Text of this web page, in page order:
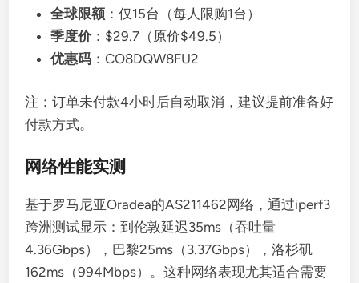
全球限额 ：仅15台（每人限购1台）
季度价：$29.7（原价$49.5）
优惠码 ：CO8DQW8FU2
注：订单未付款4小时后自动取消，建议提前准备好
付款方式。
网络性能实测
基于罗马尼亚Oradea的AS211462网络，通过iperf3
跨洲测试显示：到伦敦延迟35ms（吞吐量
4.36Gbps），巴黎25ms（3.37Gbps），洛杉矶
162ms（994Mbps）。这种网络表现尤其适合需要